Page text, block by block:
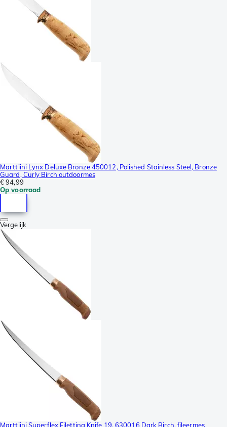
Marttiini Lynx Deluxe Bronze 450012, Polished Stainless Steel, Bronze
Guard, Curly Birch outdoormes
€ 94,99
Op voorraad
Vergelijk
Marttiini Superflex Filetting Knife 19, 630016 Dark Birch, fileermes